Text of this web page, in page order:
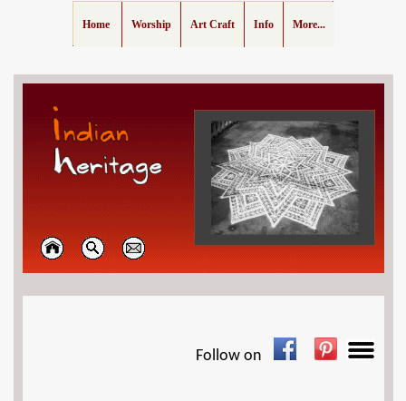
Home Worship Art Craft Info More...
Follow on